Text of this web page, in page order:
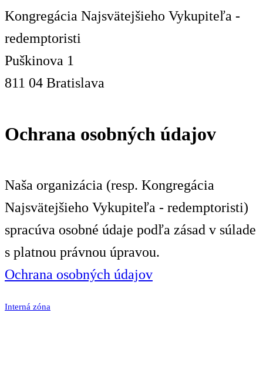
Kongregácia Najsvätejšieho Vykupiteľa -
redemptoristi
Puškinova 1
811 04 Bratislava
Ochrana osobných údajov
Naša organizácia (resp. Kongregácia
Najsvätejšieho Vykupiteľa - redemptoristi)
spracúva osobné údaje podľa zásad v súlade
s platnou právnou úpravou.
Ochrana osobných údajov
Interná zóna